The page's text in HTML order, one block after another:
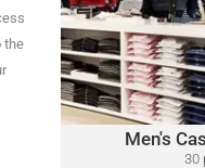
the
Men's
30
A variety of
​Polo Ralph Lauren,
Lacoste, Michael
Bahama, Calvin